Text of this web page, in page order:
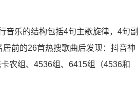
音乐的结构包括4句主歌旋律，4句副
前的26首热搜歌曲后发现：抖音神
农组、4536组、6415组（4536和